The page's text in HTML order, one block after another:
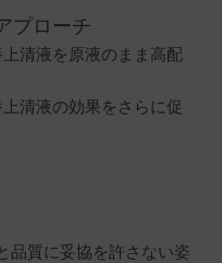
プローチ
清液を原液のまま高配
清液の効果をさらに促
品質に妥協を許さない姿